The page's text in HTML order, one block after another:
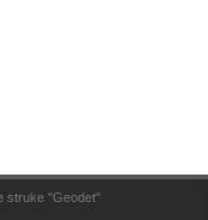
struke "Geodet"